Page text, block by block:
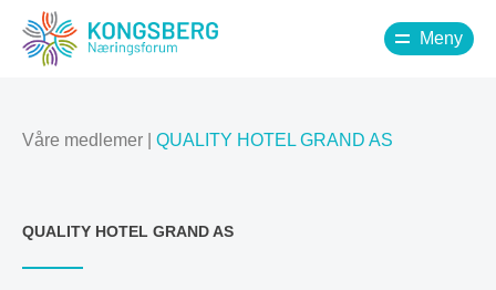
Meny
Våre medlemer QUALITY HOTEL GRAND AS
QUALITY HOTEL GRAND AS